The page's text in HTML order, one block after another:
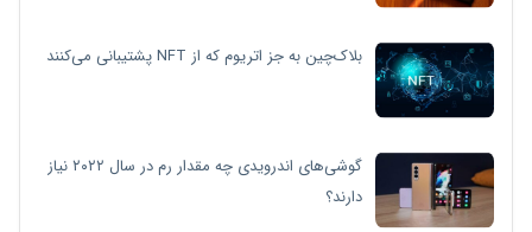
بلاک‌چین به جز اتریوم که از NFT پشتیبانی می‌کنند
گوشی‌های اندرویدی چه مقدار رم در سال ۲۰۲۲ نیاز
دارند؟